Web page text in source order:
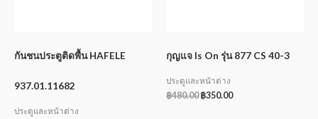
กันชนประตูติดพื้น HAFELE
937.01.11682
ประตูและหน้าต่าง
กุญแจ Is On รุ่น 877 CS 40-3
ประตูและหน้าต่าง
฿480.00 ฿350.00